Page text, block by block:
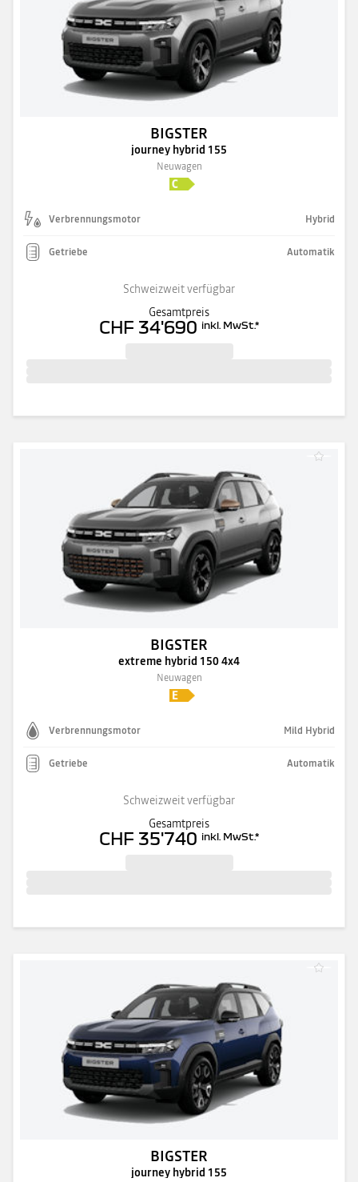
BIGSTER
journey hybrid 155
Neuwagen
Verbrennungsmotor Hybrid
Getriebe Automatik
Schweizweit verfügbar
Gesamtpreis
CHF 34'690 inkl. MwSt.*
BIGSTER
extreme hybrid 150 4x4
Neuwagen
Verbrennungsmotor Mild Hybrid
Getriebe Automatik
Schweizweit verfügbar
Gesamtpreis
CHF 35'740 inkl. MwSt.*
BIGSTER
journey hybrid 155